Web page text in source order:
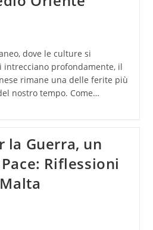
dove le culture si
intrecciano profondamente, il
rimane una delle ferite più
nostro tempo. Come…
la Guerra, un
Riflessioni